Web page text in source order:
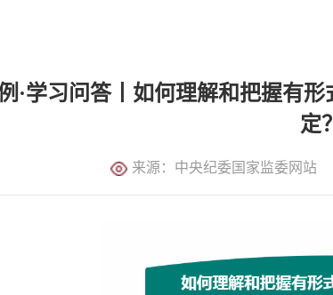
·学习问答丨如何理解和把握有
定？
来源：中央纪委国家监委网站